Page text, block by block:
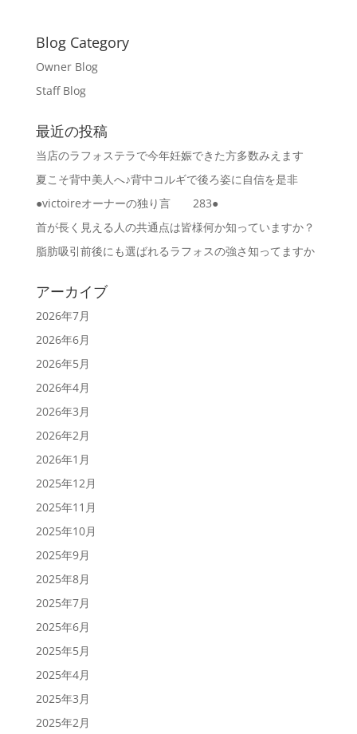
Blog Category
Owner Blog
Staff Blog
最近の投稿
当店のラフォステラで今年妊娠できた方多数みえます
夏こそ背中美人へ♪背中コルギで後ろ姿に自信を是非
●victoireオーナーの独り言 283●
首が長く見える人の共通点は皆様何か知っていますか？
脂肪吸引前後にも選ばれるラフォスの強さ知ってますか
アーカイブ
2026年7月
2026年6月
2026年5月
2026年4月
2026年3月
2026年2月
2026年1月
2025年12月
2025年11月
2025年10月
2025年9月
2025年8月
2025年7月
2025年6月
2025年5月
2025年4月
2025年3月
2025年2月